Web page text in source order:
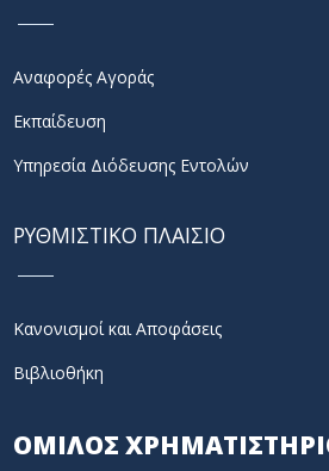
Αναφορές Αγοράς
Εκπαίδευση
Υπηρεσία Διόδευσης Εντολών
ΡΥΘΜΙΣΤΙΚΟ ΠΛΑΙΣΙΟ
Κανονισμοί και Αποφάσεις
Βιβλιοθήκη
ΟΜΙΛΟΣ